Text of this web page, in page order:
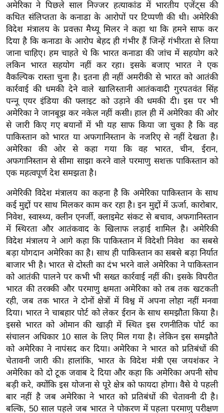
वु
ड
फि
ल्म
स
मी
क्षा
B
r
e
a
k
i
g
N
e
w
s
ला
इ
फ
स्टा
इ
ल
टे
क्नॉ
लॉ
जी
ब्यू
टी
अमेरिका ने पिछले साल निज्जर हत्याकांड में भारतीय एजेंट्स की
कथित संलिप्तता के कनाडा के आरोपों पर टिप्पणी की थी। अमेरिकी
विदेश मंत्रालय के प्रवक्ता मैथ्यू मिलर ने कहा था कि हमने साफ कर
दिया है कि कनाडा के आरोप बेहद ही गंभीर हैं जिन्हें गंभीरता से लिया
जाना चाहिए। हम चाहते थे कि भारत कनाडा की जांच में सहयोग करे
लकिन भारत सहयोग नहीं कर रहा। इसके बजाए भारत ने एक
वैकल्पिक रास्ता चुना है। इतना ही नहीं अमरीकी से भारत को आतंकी
कार्रवाई की धमकी देने वाले खालिस्तानी आतंकवादी गुरपतवंत सिंह
पन्नू एयर इंडिया की फ्लाइट को उड़ाने की धमकी दी। इस पर भी
अमेरिका ने जानबूझ कर नकेल नहीं कसी। हाल ही में अमेरिका की ओर
से जारी किए गए बयानों में भी यह साफ किया जा चुका है कि वह
पाकिस्तान को भारत या अफगानिस्तान के नजरिए से नहीं देखता है।
अमेरिका की ओर से कहा गया कि वह भारत, चीन, ईरान,
अफगानिस्तान से सीमा साझा करने वाले परमाणु सशक्त पाकिस्तान को
एक महत्वपूर्ण देश समझता है।
अमेरिकी विदेश मंत्रालय का कहना है कि अमेरिका पाकिस्तान के साथ
कई मुद्दों पर साथ मिलकर काम कर रहा है। इन मुद्दों में ऊर्जा, कारोबार,
निवेश, स्वास्थ्य, क्लीन एनर्जी, क्लाइमेट संकट से बचाव, अफगानिस्तान
में स्थिरता और आतंकवाद के खिलाफ लड़ाई शामिल है। अमेरिकी
विदेश मंत्रालय ने आगे कहा कि पाकिस्तान में विदेशी निवेश का सबसे
बड़ा योगदान अमेरिका का है। साथ ही पाकिस्तान का सबसे बड़ा निर्यात
बाजार भी है। भारत से दोस्ती का दंभ भरने वाले अमेरिका ने पाकिस्तान
को आतंकी पालने पर कभी भी सख्त कार्रवाई नहीं की। इसके विपरीत
भारत की तरक्की और परमाणु क्षमता अमेरिका को तब तक खटकती
रही, जब तक भारत ने दोनों क्षेत्रों में विश्व में अपना लोहा नहीं मनवा
दिया। भारत ने चाबहार पोर्ट को लेकर ईरान के साथ समझौता किया है।
इससे भारत को ओमान की खाड़ी में स्थित इस रणनीतिक पोर्ट का
संचालन अधिकार 10 साल के लिए मिल गया है। लेकिन इस समझौते
को अमेरिका ने नापंसद कर दिया। अमेरिका ने भारत को प्रतिबंधों की
चेतावनी जारी की। हालांकि, भारत के विदेश मंत्री एस जयशंकर ने
अमेरिका को दो टूक जवाब दे दिया और कहा कि अमेरिका अपनी सोच
बड़ी करे, क्योंकि इस योजना से पूरे क्षेत्र को फायदा होगा। वैसे ये पहली
बार नहीं है जब अमेरिका ने भारत को प्रतिबंधों की चेतावनी दी है।
बल्कि, 50 साल पहले जब भारत ने पोकरण में पहला परमाणु परीक्षण